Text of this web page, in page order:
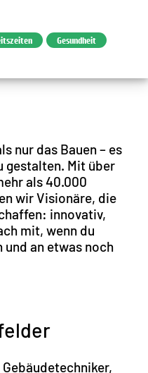
Gesundheit
nur das Bauen – es
gestalten. Mit über
als 40.000
wir Visionäre, die
innovativ,
mit, wenn du
an etwas noch